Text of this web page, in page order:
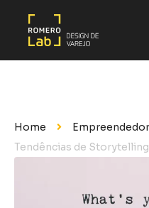
Home
Tendências de